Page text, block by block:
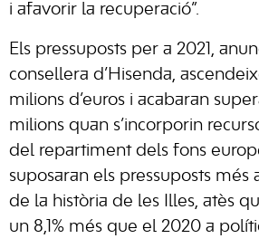
i afavorir la recuperació”.
Els pressuposts per a 2021,
consellera d’Hisenda,
milions d’euros i acabaran
milions quan s’incorporin
del repartiment dels fons
suposaran els pressuposts més
de la història de les Illes, atès
un 8,1% més que el 2020 a